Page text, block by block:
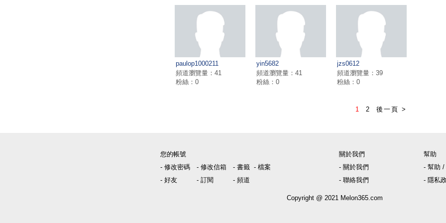
paulop1000211
頻道瀏覽量：41
粉絲：0
yin5682
頻道瀏覽量：41
粉絲：0
jzs0612
頻道瀏覽量：39
粉絲：0
1 2 後一頁 >
您的帳號
- 修改密碼
- 修改信箱 - 書籤 - 檔案
- 好友
- 訂閱 - 頻道
關於我們
- 關於我們
- 聯絡我們
幫助
- 幫助 /
- 隱私
Copyright @ 2021 Melon365.com